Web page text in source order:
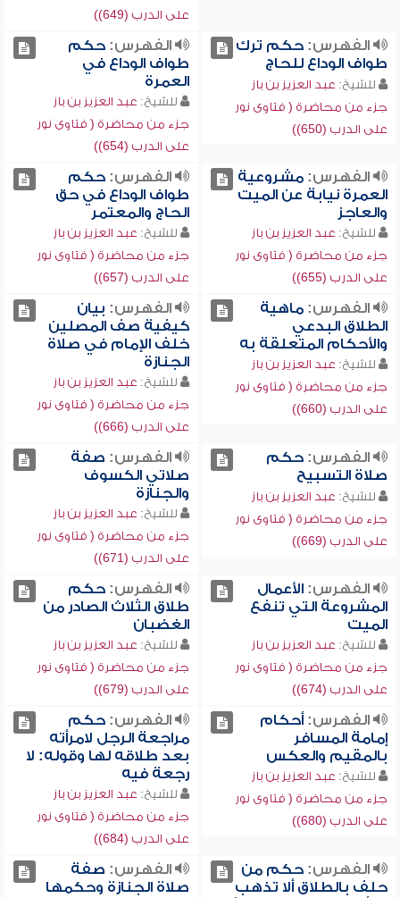
على الدرب (649))
الفهرس:حكم ترك
طواف الوداع للحاج
للشيخ: عبد العزيز بن باز
جزء من محاضرة ( فتاوى نور
على الدرب (650))
الفهرس:حكم
طواف الوداع في
العمرة
للشيخ: عبد العزيز بن باز
جزء من محاضرة ( فتاوى نور
على الدرب (654))
الفهرس:مشروعية
العمرة نيابة عن الميت
والعاجز
للشيخ: عبد العزيز بن باز
جزء من محاضرة ( فتاوى نور
على الدرب (655))
الفهرس:حكم
طواف الوداع في حق
الحاج والمعتمر
للشيخ: عبد العزيز بن باز
جزء من محاضرة ( فتاوى نور
على الدرب (657))
الفهرس:ماهية
الطلاق البدعي
والأحكام المتعلقة به
للشيخ: عبد العزيز بن باز
جزء من محاضرة ( فتاوى نور
على الدرب (660))
الفهرس: بيان
كيفية صف المصلين
خلف الإمام في صلاة
الجنازة
للشيخ: عبد العزيز بن باز
جزء من محاضرة ( فتاوى نور
على الدرب (666))
الفهرس:حكم
صلاة التسبيح
للشيخ: عبد العزيز بن باز
جزء من محاضرة ( فتاوى نور
على الدرب (669))
الفهرس: صفة
صلاتي الكسوف
والجنازة
للشيخ: عبد العزيز بن باز
جزء من محاضرة ( فتاوى نور
على الدرب (671))
الفهرس:الأعمال
المشروعة التي تنفع
الميت
للشيخ: عبد العزيز بن باز
جزء من محاضرة ( فتاوى نور
على الدرب (674))
الفهرس:حكم
طلاق الثلاث الصادر من
الغضبان
للشيخ: عبد العزيز بن باز
جزء من محاضرة ( فتاوى نور
على الدرب (679))
الفهرس:أحكام
إمامة المسافر
بالمقيم والعكس
للشيخ: عبد العزيز بن باز
جزء من محاضرة ( فتاوى نور
على الدرب (680))
الفهرس:حكم
مراجعة الرجل لامرأته
بعد طلاقه لها وقوله: لا
رجعة فيه
للشيخ: عبد العزيز بن باز
جزء من محاضرة ( فتاوى نور
على الدرب (684))
الفهرس:حكم من
حلف بالطلاق ألا تذهب
الفهرس: صفة
صلاة الجنازة وحكمها